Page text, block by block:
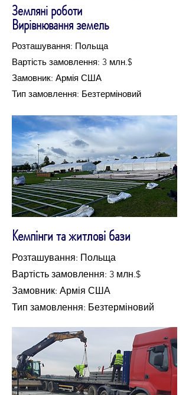
Земляні роботи
Вирівнювання земель
Розташування: Польща
Вартість замовлення: 3 млн.$
Замовник: Армія США
Тип замовлення: Безтерміновий
Кемпінги та житлові бази
Розташування: Польща
Вартість замовлення: 3 млн.$
Замовник: Армія США
Тип замовлення: Безтерміновий